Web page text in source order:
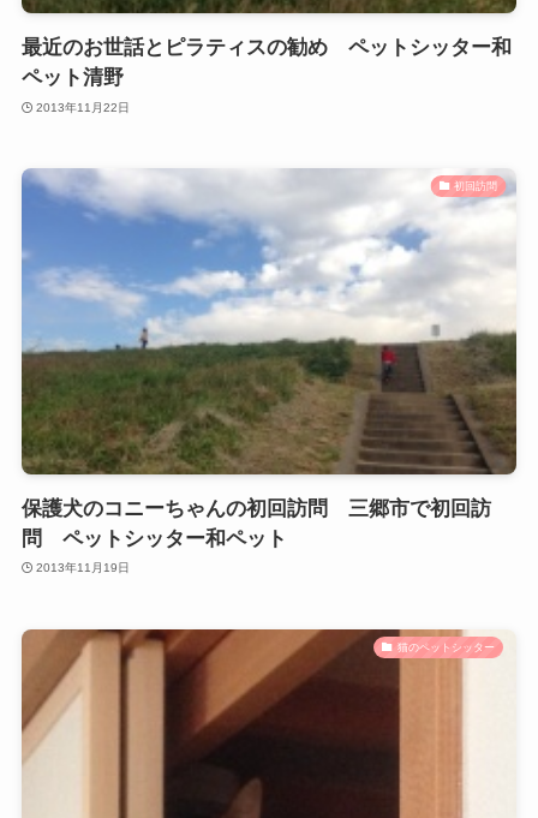
最近のお世話とピラティスの勧め ペットシッター和
ペット清野
2013年11月22日
初回訪問
保護犬のコニーちゃんの初回訪問 三郷市で初回訪
問 ペットシッター和ペット
2013年11月19日
猫のペットシッター